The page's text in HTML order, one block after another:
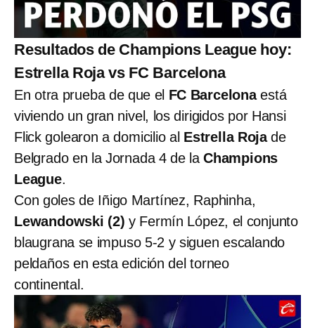
Resultados de Champions League hoy:
Estrella Roja vs FC Barcelona
En otra prueba de que el FC Barcelonaestá
viviendo un gran nivel, los dirigidos por Hansi
Flick golearon a domicilio al Estrella Rojade
Belgrado en la Jornada 4 de laChampions
League.
Con goles de Iñigo Martínez, Raphinha,
Lewandowski (2) y Fermín López, el conjunto
blaugrana se impuso 5-2 y siguen escalando
peldaños en esta edición del torneo
continental.